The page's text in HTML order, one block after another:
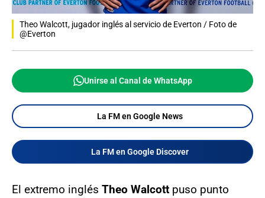
Theo Walcott, jugador inglés al servicio de Everton / Foto de
@Everton
Unirse al Canal de WhatsApp
La FM en Google News
La FM en Google Discover
El extremo inglés Theo Walcott puso punto